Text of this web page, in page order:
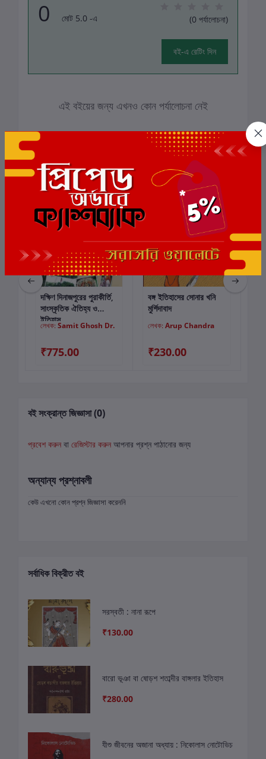
0 মোট 5.0 -এ (0 পর্যালোচনা)
বই-এ রেটিং দিন
এই বইয়ের জন্য এখনও কোন পর্যালোচনা নেই
সংশ্লিষ্ট বই
কার্টে যোগ করুন
দক্ষিণ দিনাজপুরের পুরাকীর্তি,
সাংস্কৃতিক ঐতিহ্য ও
ইতিহাস
লেখক: Samit Ghosh Dr.
₹775.00
কার্টে যোগ করুন
বঙ্গ ইতিহাসের সোনার খনি
মুর্শিদাবাদ
লেখক: Arup Chandra
₹230.00
বই সংক্রান্ত জিজ্ঞাসা (0)
প্রবেশ করুন বা রেজিস্টার করুন আপনার প্রশ্ন পাঠানোর জন্য
অন্যান্য প্রশ্নাবলী
কেউ এখনো কোন প্রশ্ন জিজ্ঞাসা করেননি
সর্বাধিক বিক্রীত বই
সরস্বতী : নানা রূপে
₹130.00
বারো ভূঞা বা ষোড়শ শতাব্দীর বাঙ্গলার ইতিহাস
₹280.00
যীশু জীবনের অজানা অধ্যায় : নিকোলাস নোটোভিচ